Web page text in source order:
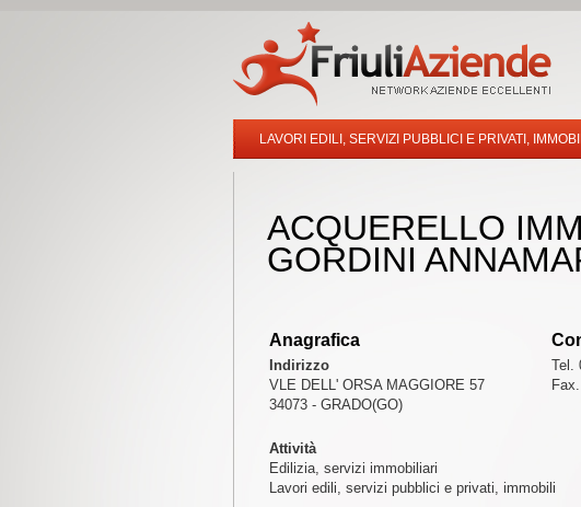
LAVORI EDILI, SERVIZI PUBBLICI E PRIVATI,
ACQUERELLO
GORDINI
Anagrafica
Indirizzo
VLE DELL' ORSA MAGGIORE 57
34073 - GRADO(GO)
Tel.
Attività
Edilizia, servizi immobiliari
Lavori edili, servizi pubblici e privati, immobili